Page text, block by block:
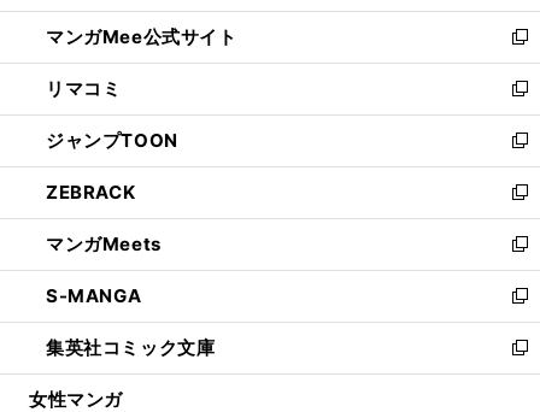
開
く
ン
ド
ウ
で
開
く
ウ
ィ
ン
ド
ウ
で
開
く
し
い
ウ
ィ
ン
ド
ウ
で
開
く
マンガMee公式サイト
新
し
い
ウ
ィ
ン
ド
ウ
で
開
く
リマコミ
新
し
い
ウ
ィ
ン
ド
ウ
で
開
く
ジャンプTOON
新
し
い
ウ
ィ
ン
ド
ウ
で
開
ZEBRACK
新
し
い
ウ
ィ
ン
ド
ウ
マンガMeets
新
し
い
ウ
ィ
ン
S-MANGA
新
し
い
ウ
集英社コミック文庫
新
し
女性マンガ